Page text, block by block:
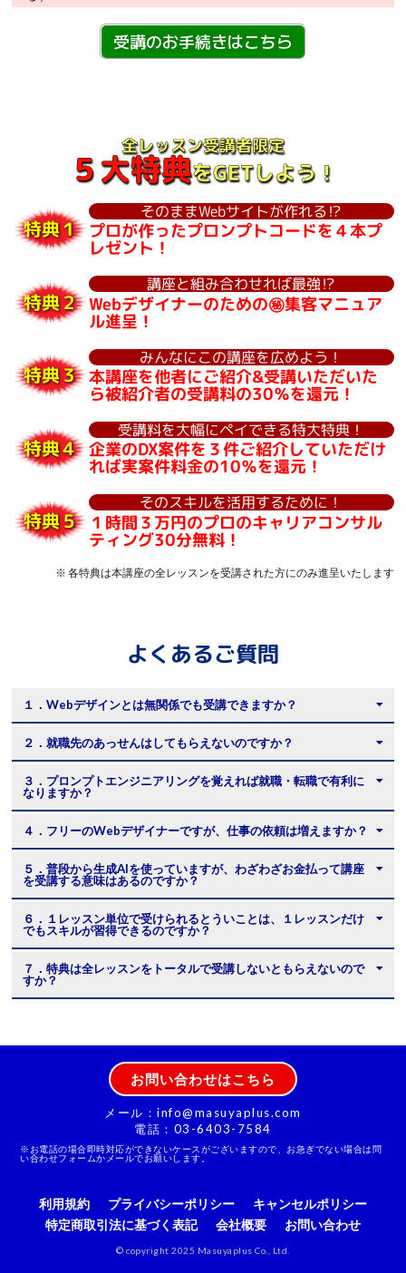
受講のお手続きはこちら
全レッスン受講者限定
５大特典をGETしよう！
特典１
そのままWebサイトが作れる⁉
プロが作ったプロンプトコードを４本プ
レゼント！
特典２
講座と組み合わせれば最強⁉
Webデザイナーのための㊙集客マニュア
ル進呈！
特典３
みんなにこの講座を広めよう！
本講座を他者にご紹介&受講いただいた
ら被紹介者の受講料の30％を還元！
特典４
受講料を大幅にペイできる特大特典！
企業のDX案件を３件ご紹介していただけ
れば実案件料金の10％を還元！
特典５
そのスキルを活用するために！
１時間３万円のプロのキャリアコンサル
ティング30分無料！
※ 各特典は本講座の全レッスンを受講された方にのみ進呈いたします
よくあるご質問
１．Webデザインとは無関係でも受講できますか？
２．就職先のあっせんはしてもらえないのですか？
３．プロンプトエンジニアリングを覚えれば就職・転職で有利に
なりますか？
４．フリーのWebデザイナーですが、仕事の依頼は増えますか？
５．普段から生成AIを使っていますが、わざわざお金払って講座
を受講する意味はあるのですか？
６．１レッスン単位で受けられるとういことは、１レッスンだけ
でもスキルが習得できるのですか？
７．特典は全レッスンをトータルで受講しないともらえないので
すか？
お問い合わせはこちら
メール：info@masuyaplus.com
電話：03-6403-7584
※お電話の場合即時対応ができないケースがございますので、お急ぎでない場合は問
い合わせフォームかメールでお願いします。
利用規約 プライバシーポリシー
キャンセルポリシー
特定商取引法に基づく表記
会社概要 お問い合わせ
© copyright 2025 Masuyaplus Co., Ltd.